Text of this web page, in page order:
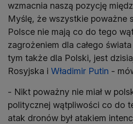
wzmacnia naszą pozycję
Myślę, że wszystkie poważne
Polsce nie mają co do tego
zagrożeniem dla całego
tym także dla Polski, jest
Rosyjska i Władimir Putin -
- Nikt poważny nie miał w
politycznej wątpliwości co do
atak dronów był atakiem